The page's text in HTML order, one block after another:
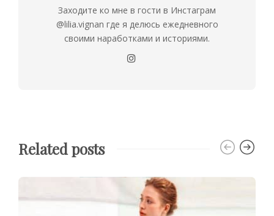
Заходите ко мне в гости в Инстаграм
@lilia.vignan где я делюсь ежедневного
своими наработками и историями.
Related posts